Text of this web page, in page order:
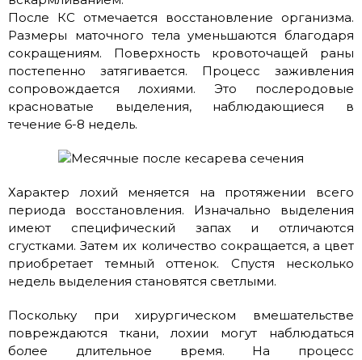
После КС отмечается восстановление организма.
Размеры маточного тела уменьшаются благодаря
сокращениям. Поверхность кровоточащей раны
постепенно затягивается. Процесс заживления
сопровождается лохиями. Это послеродовые
красноватые выделения, наблюдающиеся в
течение 6-8 недель.
Характер лохий меняется на протяжении всего
периода восстановления. Изначально выделения
имеют специфический запах и отличаются
сгустками. Затем их количество сокращается, а цвет
приобретает темный оттенок. Спустя несколько
недель выделения становятся светлыми.
Поскольку при хирургическом вмешательстве
повреждаются ткани, лохии могут наблюдаться
более длительное время. На процесс